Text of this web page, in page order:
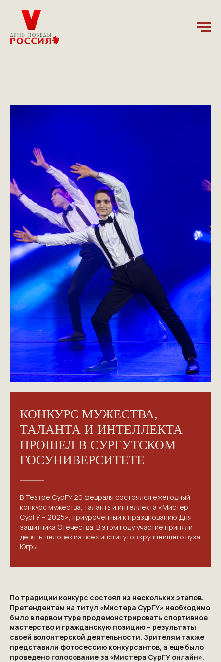
КОНКУРС МУЖЕСТВА,
ТАЛАНТА И ИНТЕЛЛЕКТА
ПРОШЕЛ В СУРГУТСКОМ
ГОСУНИВЕРСИТЕТЕ
В Театре СурГУ 20 февраля состоялся ежегодный
конкурс мужества, таланта и интеллекта «Мистер
СурГУ – 2025», приуроченный к празднованию Дня
защитника Отечества. В этом году участие приняли
девять человек из всех институтов крупнейшего вуза
Югры.
По традиции конкурс состоял из нескольких этапов.
Претендентам на титул «Мистера СурГУ» необходимо
было в первом туре продемонстрировать спортивное
мастерство и гражданскую позицию – результаты
своей волонтерской деятельности. Зрителям также
представили фотосессию конкурсантов, а еще было
проведено голосование за «Мистера СурГУ онлайн».